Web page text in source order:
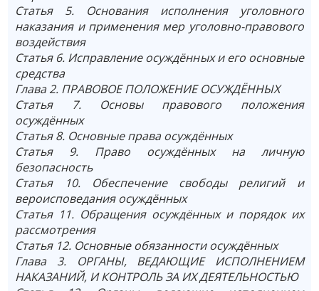
Статья 5. Основания исполнения уголовного
наказания и применения мер уголовно-правового
воздействия
Статья 6. Исправление осуждённых и его основные
средства
Глава 2. ПРАВОВОЕ ПОЛОЖЕНИЕ ОСУЖДЁННЫХ
Статья 7. Основы правового положения
осуждённых
Статья 8. Основные права осуждённых
Статья 9. Право осуждённых на личную
безопасность
Статья 10. Обеспечение свободы религий и
вероисповедания осуждённых
Статья 11. Обращения осуждённых и порядок их
рассмотрения
Статья 12. Основные обязанности осуждённых
Глава 3. ОРГАНЫ, ВЕДАЮЩИЕ ИСПОЛНЕНИЕМ
НАКАЗАНИЙ, И КОНТРОЛЬ ЗА ИХ ДЕЯТЕЛЬНОСТЬЮ